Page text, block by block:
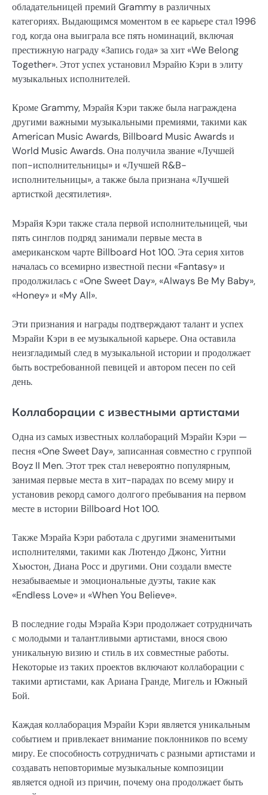
обладательницей премий Grammy в различных
категориях. Выдающимся моментом в ее карьере стал 1996
год, когда она выиграла все пять номинаций, включая
престижную награду «Запись года» за хит «We Belong
Together». Этот успех установил Мэрайю Кэри в элиту
музыкальных исполнителей.
Кроме Grammy, Мэрайя Кэри также была награждена
другими важными музыкальными премиями, такими как
American Music Awards, Billboard Music Awards и
World Music Awards. Она получила звание «Лучшей
поп-исполнительницы» и «Лучшей R&B-
исполнительницы», а также была признана «Лучшей
артисткой десятилетия».
Мэрайя Кэри также стала первой исполнительницей, чьи
пять синглов подряд занимали первые места в
американском чарте Billboard Hot 100. Эта серия хитов
началась со всемирно известной песни «Fantasy» и
продолжилась с «One Sweet Day», «Always Be My Baby»,
«Honey» и «My All».
Эти признания и награды подтверждают талант и успех
Мэрайи Кэри в ее музыкальной карьере. Она оставила
неизгладимый след в музыкальной истории и продолжает
быть востребованной певицей и автором песен по сей
день.
Коллаборации с известными артистами
Одна из самых известных коллабораций Мэрайи Кэри —
песня «One Sweet Day», записанная совместно с группой
Boyz II Men. Этот трек стал невероятно популярным,
занимая первые места в хит-парадах по всему миру и
установив рекорд самого долгого пребывания на первом
месте в истории Billboard Hot 100.
Также Мэрайа Кэри работала с другими знаменитыми
исполнителями, такими как Лютендо Джонс, Уитни
Хьюстон, Диана Росс и другими. Они создали вместе
незабываемые и эмоциональные дуэты, такие как
«Endless Love» и «When You Believe».
В последние годы Мэрайа Кэри продолжает сотрудничать
с молодыми и талантливыми артистами, внося свою
уникальную визию и стиль в их совместные работы.
Некоторые из таких проектов включают коллаборации с
такими артистами, как Ариана Гранде, Мигель и Южный
Бой.
Каждая коллаборация Мэрайи Кэри является уникальным
событием и привлекает внимание поклонников по всему
миру. Ее способность сотрудничать с разными артистами и
создавать неповторимые музыкальные композиции
является одной из причин, почему она продолжает быть